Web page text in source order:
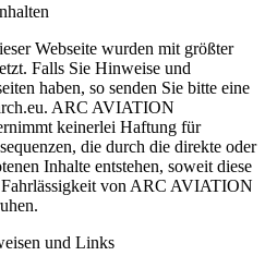
Webseite wurden mit größter
Falls Sie Hinweise und
haben, so senden Sie bitte eine
ARC AVIATION
keinerlei Haftung für
die durch die direkte oder
Inhalte entstehen, soweit diese
von ARC AVIATION
und Links